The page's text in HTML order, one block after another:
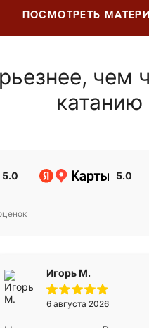
ПОСМОТРЕТЬ
чем
катанию
5.0 5.0
Игорь М.
6 августа 2026